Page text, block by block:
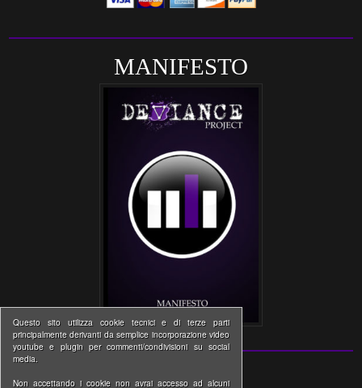
MANIFESTO
Questo sito utilizza cookie tecnici e di terze parti
principalmente derivanti da semplice incorporazione video
youtube e plugin per commenti/condivisioni su social
media.
Non accettando i cookie non avrai accesso ad alcuni